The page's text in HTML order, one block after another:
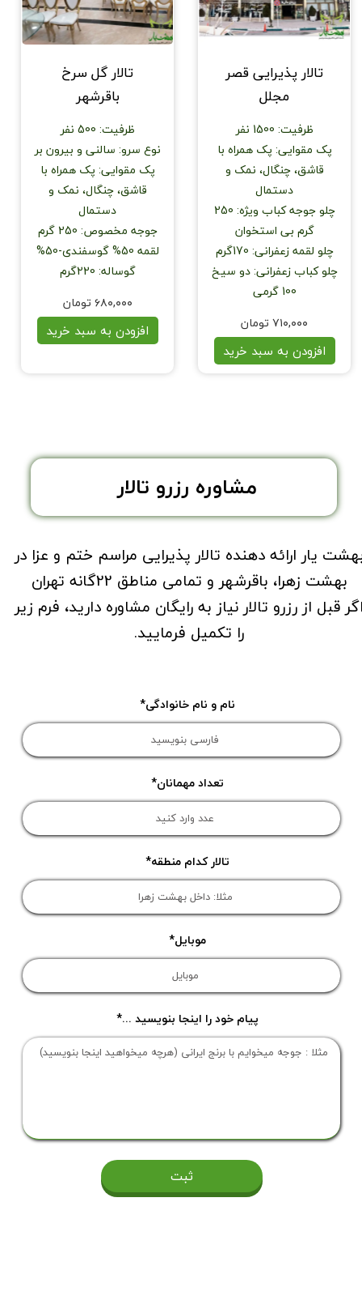
تالار پذیرایی قصر
مجلل
ظرفیت: 1500 نفر
پک مقوایی: پک همراه با
قاشق، چنگال، نمک و
دستمال
چلو جوجه کباب ویژه:
250
گرم بی استخوان
چلو لقمه زعفرانی: 170گرم
چلو کباب زعفرانی:دو سیخ
100 گرمی
۷۱۰,۰۰۰ تومان
افزودن به سبد خرید
تالار گل سرخ
باقرشهر
ظرفیت: 500 نفر
نوع سرو: سالنی و بیرون بر
پک مقوایی: پک همراه با
قاشق، چنگال، نمک و
دستمال
جوجه مخصوص: 250 گرم
لقمه 50% گوسفندی-50%
گوساله: 220گرم
۶۸۰,۰۰۰ تومان
افزودن به سبد خرید
نام و نام خانوادگی
تعداد مهمانان
تالار کدام منطقه
موبایل
پیام خود را اینجا بنویسید ...
ثبت
مشاوره رزرو تالار
یار ارائه دهنده تالار پذیرایی مراسم ختم و عزا در
بهشت زهرا، باقرشهر و تمامی مناطق 22گانه تهران
قبل از رزرو تالار نیاز به رایگان مشاوره دارید، فرم زیر
را تکمیل فرمایید.